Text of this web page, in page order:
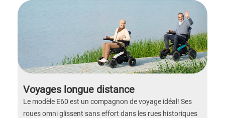
Voyages longue distance
Le modèle E60 est un compagnon de voyage idéal! Ses
roues omni glissent sans effort dans les rues historiques